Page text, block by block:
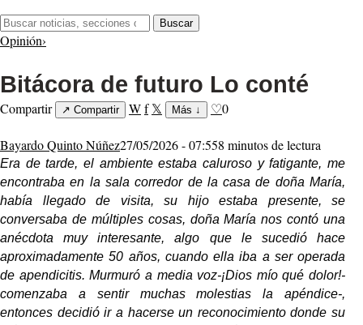
Buscar:
Buscar
Opinión›
Bitácora de futuro Lo conté
Compartir ↗ Compartir Wf 𝕏 Más ↓ ♡0
Bayardo Quinto Núñez27/05/2026 - 07:558 minutos de lectura
Era de tarde, el ambiente estaba caluroso y fatigante, me
encontraba en la sala corredor de la casa de doña María,
había llegado de visita, su hijo estaba presente, se
conversaba de múltiples cosas, doña María nos contó una
anécdota muy interesante, algo que le sucedió hace
aproximadamente 50 años, cuando ella iba a ser operada
de apendicitis. Murmuró a media voz-¡Dios mío qué dolor!-
comenzaba a sentir muchas molestias la apéndice-,
entonces decidió ir a hacerse un reconocimiento donde su